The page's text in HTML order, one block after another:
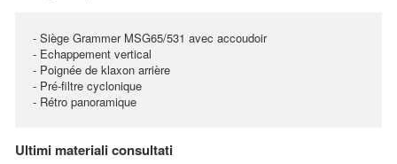
- Siège Grammer MSG65/531 avec accoudoir
- Echappement vertical
- Poignée de klaxon arrière
- Pré-filtre cyclonique
- Rétro panoramique
Ultimi materiali consultati